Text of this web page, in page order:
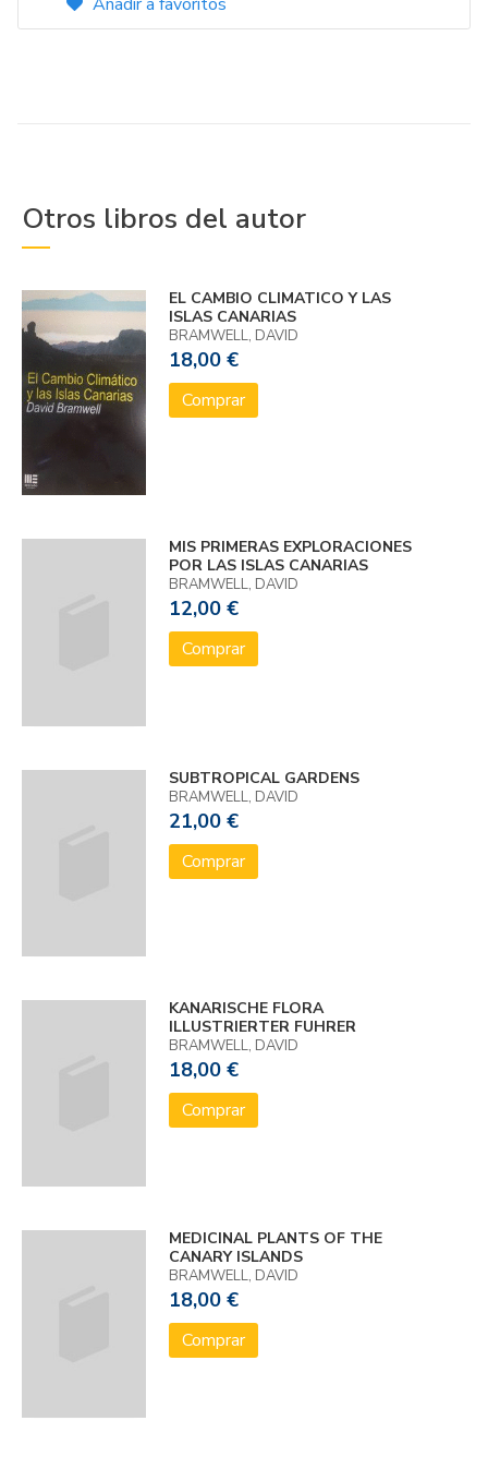
Otros libros del autor
EL CAMBIO CLIMATICO Y LAS
ISLAS CANARIAS
BRAMWELL, DAVID
18,00 €
Comprar
MIS PRIMERAS EXPLORACIONES
POR LAS ISLAS CANARIAS
BRAMWELL, DAVID
12,00 €
Comprar
SUBTROPICAL GARDENS
BRAMWELL, DAVID
21,00 €
Comprar
KANARISCHE FLORA
ILLUSTRIERTER FUHRER
BRAMWELL, DAVID
18,00 €
Comprar
MEDICINAL PLANTS OF THE
CANARY ISLANDS
BRAMWELL, DAVID
18,00 €
Comprar